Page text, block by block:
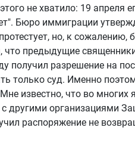
не хватило: 19
Бюро иммиграции
но, к
предыдущие
получил разрешение на
только суд. Именно
известно, что во многих
другими организациями
распоряжение не